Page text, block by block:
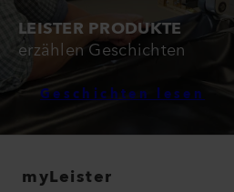
LEISTER PRODUKTE
erzählen Geschichten
Geschichten lesen
myLeister